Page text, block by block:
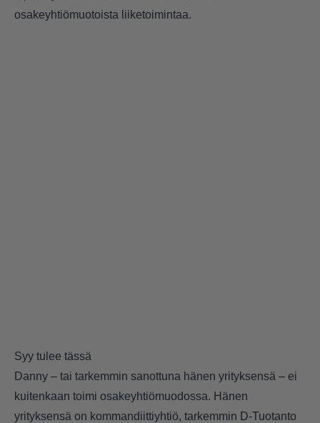
osakeyhtiömuotoista liiketoimintaa.
Syy tulee tässä
Danny – tai tarkemmin sanottuna hänen yrityksensä – ei
kuitenkaan toimi osakeyhtiömuodossa. Hänen
yrityksensä on kommandiittiyhtiö, tarkemmin D-Tuotanto